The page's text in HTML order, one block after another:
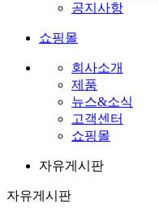
공지사항
쇼핑몰
회사소개
제품
뉴스&소식
고객센터
쇼핑몰
자유게시판
자유게시판